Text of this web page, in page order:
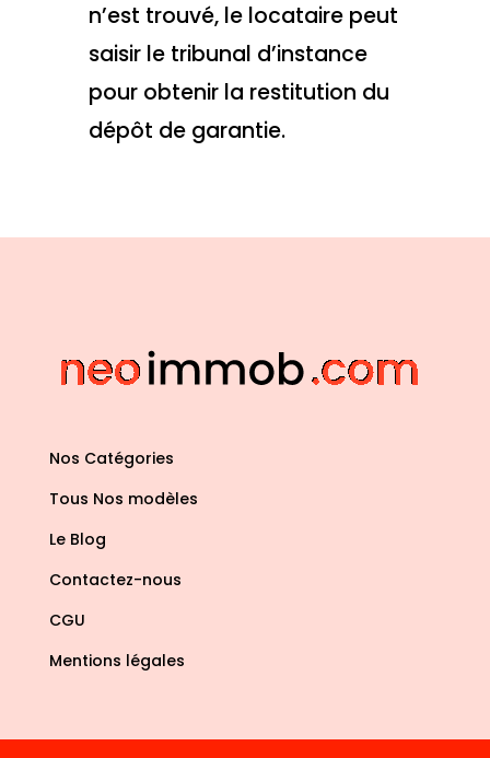
n’est trouvé, le locataire peut
saisir le tribunal d’instance
pour obtenir la restitution du
dépôt de garantie.
Nos Catégories
Tous Nos modèles
Le Blog
Contactez-nous
CGU
Mentions légales